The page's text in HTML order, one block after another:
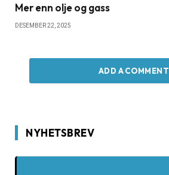
Mer enn olje og gass
DESEMBER 22, 2025
ADD A COMMENT
NYHETSBREV